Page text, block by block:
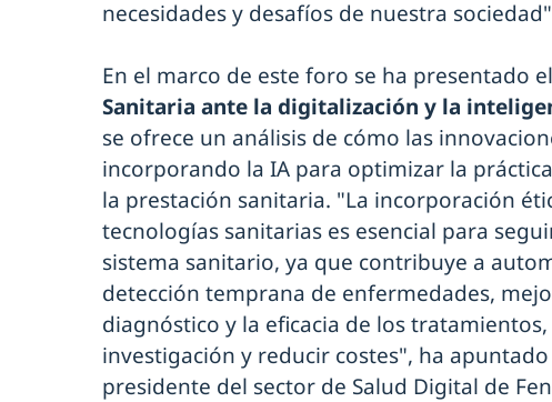
necesidades y desafíos de nuestra
En el marco de este foro se ha presentado el
Sanitaria ante la digitalización y la
se ofrece un análisis de cómo las
incorporando la IA para optimizar la
la prestación sanitaria. "La incorporación
tecnologías sanitarias es esencial para
sistema sanitario, ya que contribuye a
detección temprana de enfermedades,
diagnóstico y la eficacia de los
investigación y reducir costes", ha apuntado
presidente del sector de Salud Digital de